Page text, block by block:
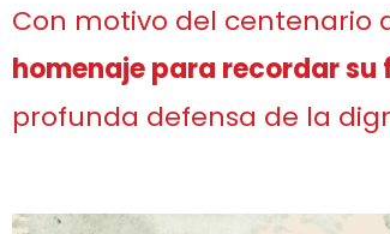
Con motivo del centenario
homenaje para recordar su
profunda defensa de la